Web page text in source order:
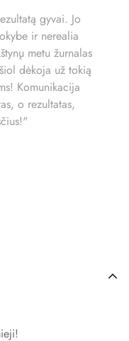
gyvai. Jo
ir nerealia
metu žurnalas
dėkoja už tokią
Komunikacija
o rezultatas,